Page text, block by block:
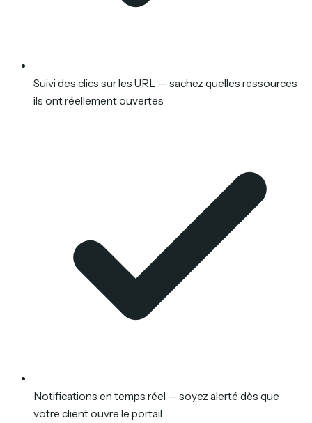
Suivi des clics sur les URL — sachez quelles ressources
ils ont réellement ouvertes
Notifications en temps réel — soyez alerté dès que
votre client ouvre le portail